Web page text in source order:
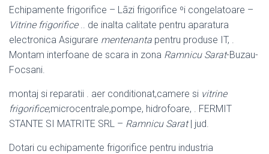
Echipamente frigorifice – Lãzi frigorifice ºi congelatoare –
Vitrine frigorifice.. de inalta calitate pentru aparatura
electronica Asigurare mentenanta pentru produse IT, .
Montam interfoane de scara in zona Ramnicu Sarat-Buzau-
Focsani.
montaj si reparatii . aer conditionat,camere si vitrine
frigorifice,microcentrale,pompe, hidrofoare, . FERMIT
STANTE SI MATRITE SRL – Ramnicu Sarat| jud.
Dotari cu echipamente frigorifice pentru industria